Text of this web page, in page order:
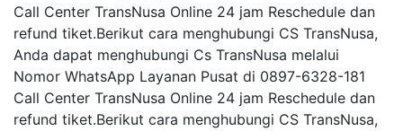
Call Center TransNusa Online 24 jam Reschedule dan
refund tiket.Berikut cara menghubungi CS TransNusa,
Anda dapat menghubungi Cs TransNusa melalui
Nomor WhatsApp Layanan Pusat di 0897-6328-181
Call Center TransNusa Online 24 jam Reschedule dan
refund tiket.Berikut cara menghubungi CS TransNusa,